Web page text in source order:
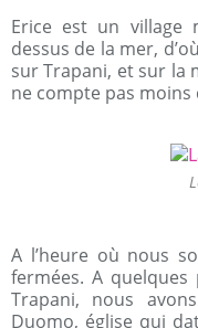
Erice est un village
dessus de la mer,
sur Trapani, et sur la
ne compte pas moins
A l’heure où nous
fermées. A
Trapani, nous
Duomo, église qui